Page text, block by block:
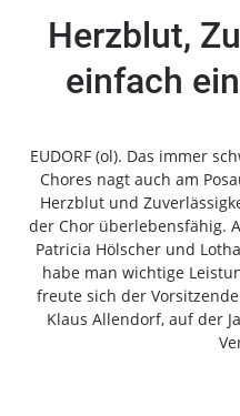
Romrod
Homberg
Ohm
Schlitz
Antrifttal
Feldatal
Freiensteinau
Gemünden
Grebenau
Herzblut,
einfach
EUDORF (ol). Das immer
Chores nagt auch am
Herzblut und
der Chor überlebensfähig.
Patricia Hölscher und
habe man wichtige
freute sich der
Klaus Allendorf, auf der